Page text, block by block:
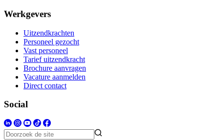
Werkgevers
Uitzendkrachten
Personeel gezocht
Vast personeel
Tarief uitzendkracht
Brochure aanvragen
Vacature aanmelden
Direct contact
Social